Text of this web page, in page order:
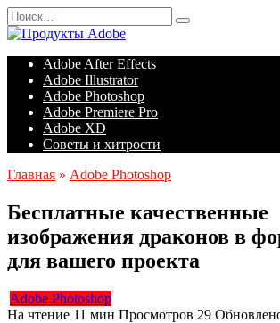
Перейти
к
содержанию
Search
for:
Adobe After Effects
Adobe Illustrator
Adobe Photoshop
Adobe Premiere Pro
Adobe XD
Советы и хитрости
Главная » Adobe Photoshop
Бесплатные качественные
изображения драконов в
для вашего проекта
Adobe Photoshop
На чтение 11 мин Просмотров 29